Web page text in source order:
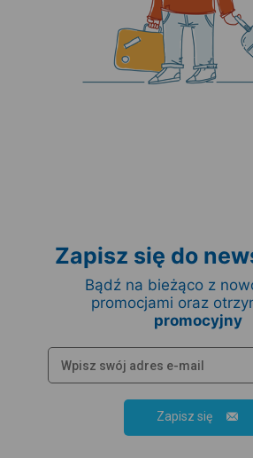
Zapisz się do
Bądź na bieżąco z
promocjami oraz
promocyjny
Zapisz się